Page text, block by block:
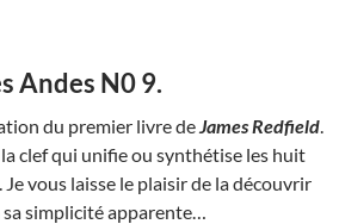
Andes N0 9.
du premier livre de James Redfield
clef qui unifie ou synthétise les huit
vous laisse le plaisir de la découvrir
simplicité apparente…